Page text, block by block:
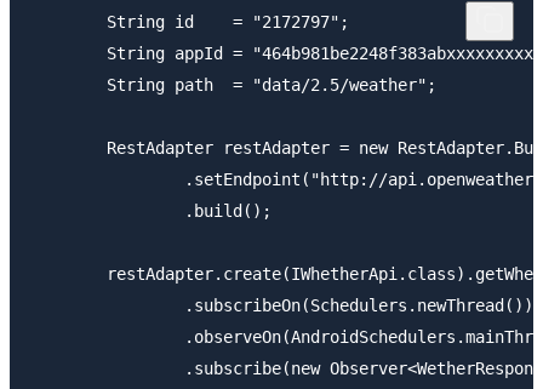
        String id    = "2172797";
String appId =
        String path  = "data/2.5/weather";
RestAdapter restAdapter = new
.setEndpoint("http://
                .build();
                .subscribeOn(Schedulers.newThread())
.subscribe(new